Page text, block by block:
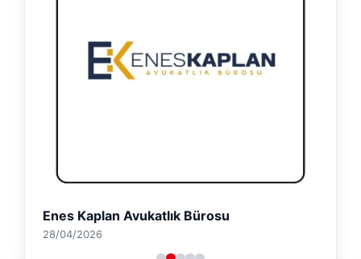
Enes Kaplan Avukatlık Bürosu
28/04/2026